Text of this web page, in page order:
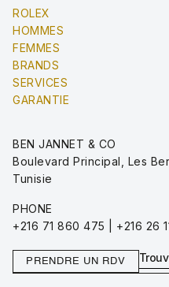
ROLEX
HOMMES
FEMMES
BRANDS
SERVICES
GARANTIE
BEN JANNET & CO
Boulevard Principal, Les
Tunisie
PHONE
+216 71 860 475 | +216 26
PRENDRE UN RDV